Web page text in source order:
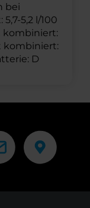
bei
5,2 l/100
kombiniert:
kombiniert:
D